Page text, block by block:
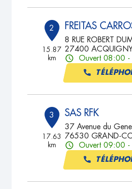
2
15.87
km
FREITAS
8 RUE ROBERT
27400
Ouvert 08:00
3
17.63
km
SAS RFK
37 Avenue du
76530 GRAND-
Ouvert 09:00